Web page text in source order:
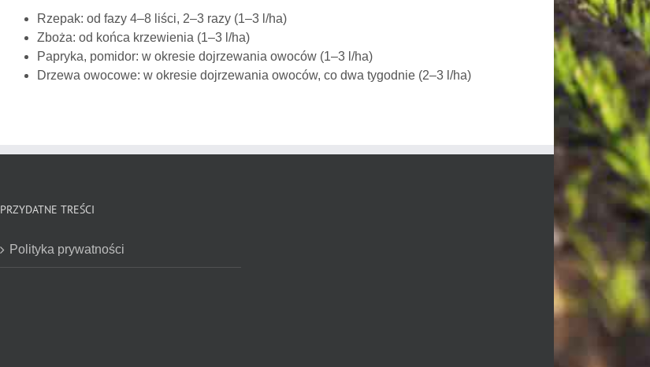
Rzepak: od fazy 4–8 liści, 2–3 razy (1–3 l/ha)
Zboża: od końca krzewienia (1–3 l/ha)
Papryka, pomidor: w okresie dojrzewania owoców (1–3 l/ha)
Drzewa owocowe: w okresie dojrzewania owoców, co dwa tygodnie (2–3 l/ha)
PRZYDATNE TREŚCI
Polityka prywatności